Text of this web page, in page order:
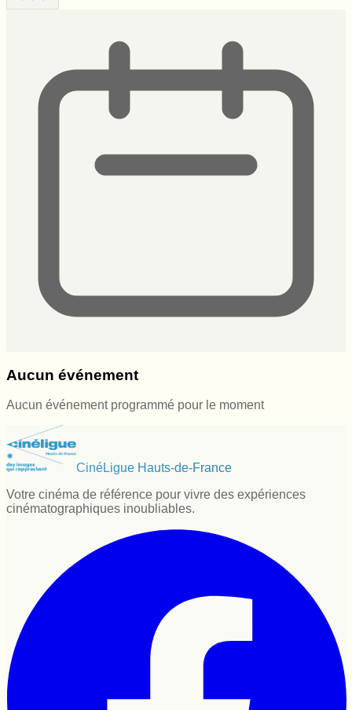
Aucun événement
Aucun événement programmé pour le moment
CinéLigue Hauts-de-France
Votre cinéma de référence pour vivre des expériences
cinématographiques inoubliables.